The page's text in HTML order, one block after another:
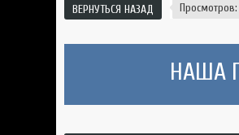
ВЕРНУТЬСЯ НАЗАД
НАША